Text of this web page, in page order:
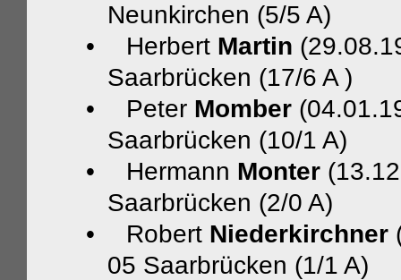
Neunkirchen (5/5 A)
•
Herbert Martin
Saarbrücken (17/6 A )
•
Peter Momber
Saarbrücken (10/1 A)
•
Hermann Monter
Saarbrücken (2/0 A)
•
Robert Niederkirchner
05 Saarbrücken (1/1 A)